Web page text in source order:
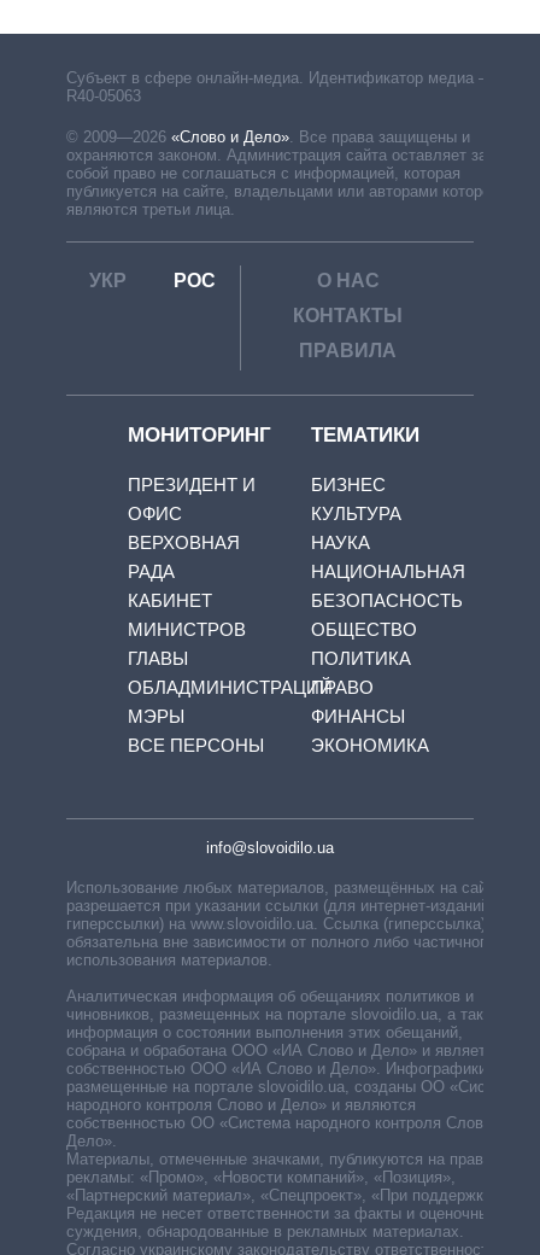
Субъект в сфере онлайн-медиа. Идентификатор медиа –
R40-05063
© 2009—2026 «Слово и Дело». Все права защищены и
охраняются законом. Администрация сайта оставляет за
собой право не соглашаться с информацией, которая
публикуется на сайте, владельцами или авторами которой
являются третьи лица.
УКР РОС
О НАС
КОНТАКТЫ
ПРАВИЛА
МОНИТОРИНГ
ПРЕЗИДЕНТ И
ОФИС
ВЕРХОВНАЯ
РАДА
КАБИНЕТ
МИНИСТРОВ
ГЛАВЫ
ОБЛАДМИНИСТРАЦИЙ
МЭРЫ
ВСЕ ПЕРСОНЫ
ТЕМАТИКИ
БИЗНЕС
КУЛЬТУРА
НАУКА
НАЦИОНАЛЬНАЯ
БЕЗОПАСНОСТЬ
ОБЩЕСТВО
ПОЛИТИКА
ПРАВО
ФИНАНСЫ
ЭКОНОМИКА
info@slovoidilo.ua
Использование любых материалов, размещённых на сайте,
разрешается при указании ссылки (для интернет-изданий —
гиперссылки) на www.slovoidilo.ua. Ссылка (гиперссылка)
обязательна вне зависимости от полного либо частичного
использования материалов.
Аналитическая информация об обещаниях политиков и
чиновников, размещенных на портале slovoidilo.ua, а также
информация о состоянии выполнения этих обещаний,
собрана и обработана ООО «ИА Слово и Дело» и является
собственностью ООО «ИА Слово и Дело». Инфографики,
размещенные на портале slovoidilo.ua, созданы ОО «Система
народного контроля Слово и Дело» и являются
собственностью ОО «Система народного контроля Слово и
Дело».
Материалы, отмеченные значками, публикуются на правах
рекламы: «Промо», «Новости компаний», «Позиция»,
«Партнерский материал», «Спецпроект», «При поддержке».
Редакция не несет ответственности за факты и оценочные
суждения, обнародованные в рекламных материалах.
Согласно украинскому законодательству ответственность за